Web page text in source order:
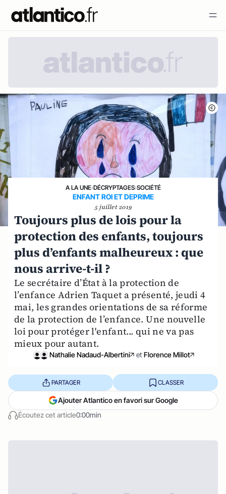
A LA UNE›DÉCRYPTAGES›SOCIÉTÉ
ENFANT ROI ET DEPRIME
5 juillet 2019
Toujours plus de lois pour la
protection des enfants, toujours
plus d’enfants malheureux : que
nous arrive-t-il ?
Le secrétaire d’État à la protection de
l’enfance Adrien Taquet a présenté, jeudi 4
mai, les grandes orientations de sa réforme
de la protection de l’enfance. Une nouvelle
loi pour protéger l'enfant... qui ne va pas
mieux pour autant.
Nathalie Nadaud-Albertini et Florence Millot
Écoutez cet article0:00min
PARTAGER CLASSER
Ajouter Atlantico en favori sur Google